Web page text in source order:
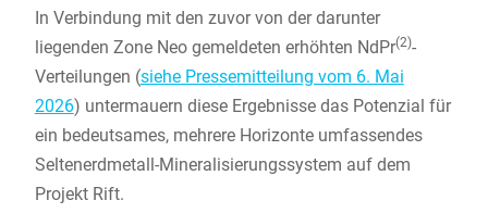
In Verbindung mit den zuvor von der darunter
liegenden Zone Neo gemeldeten erhöhten NdPr(2)-
Verteilungen (siehe Pressemitteilung vom 6. Mai
2026) untermauern diese Ergebnisse das Potenzial für
ein bedeutsames, mehrere Horizonte umfassendes
Seltenerdmetall-Mineralisierungssystem auf dem
Projekt Rift.